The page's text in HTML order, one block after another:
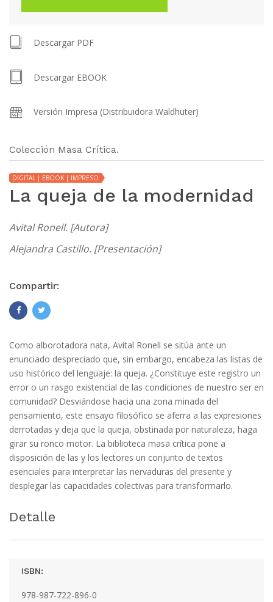
Descargar PDF
Descargar EBOOK
Versión Impresa (Distribuidora Waldhuter)
Colección Masa Crítica.
DIGITAL | EBOOK | IMPRESO
La queja de la modernidad
Avital Ronell. [Autora]
Alejandra Castillo. [Presentación]
Compartir:
Como alborotadora nata, Avital Ronell se sitúa ante un
enunciado despreciado que, sin embargo, encabeza las listas de
uso histórico del lenguaje: la queja. ¿Constituye este registro un
error o un rasgo existencial de las condiciones de nuestro ser en
comunidad? Desviándose hacia una zona minada del
pensamiento, este ensayo filosófico se aferra a las expresiones
derrotadas y deja que la queja, obstinada por naturaleza, haga
girar su ronco motor. La biblioteca masa crítica pone a
disposición de las y los lectores un conjunto de textos
esenciales para interpretar las nervaduras del presente y
desplegar las capacidades colectivas para transformarlo.
Detalle
ISBN:
978-987-722-896-0